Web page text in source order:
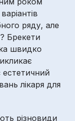
ряду, але
Брекети
швидко
естетичний
лікаря для
різновиди